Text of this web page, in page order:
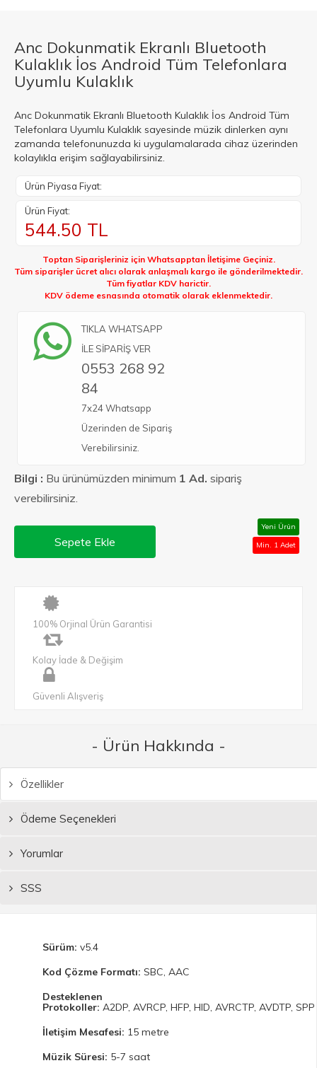
Anc Dokunmatik Ekranlı Bluetooth
Kulaklık İos Android Tüm Telefonlara
Uyumlu Kulaklık
Anc Dokunmatik Ekranlı Bluetooth Kulaklık İos Android Tüm
Telefonlara Uyumlu Kulaklık sayesinde müzik dinlerken aynı
zamanda telefonunuzda ki uygulamalarada cihaz üzerinden
kolaylıkla erişim sağlayabilirsiniz.
Ürün Piyasa Fiyat:
Ürün Fiyat:
544.50 TL
Toptan Siparişleriniz için Whatsapptan İletişime Geçiniz.
Tüm siparişler ücret alıcı olarak anlaşmalı kargo ile gönderilmektedir.
Tüm fiyatlar KDV harictir.
KDV ödeme esnasında otomatik olarak eklenmektedir.
TIKLA WHATSAPP
İLE SİPARİŞ VER
0553 268 92
84
7x24 Whatsapp
Üzerinden de Sipariş
Verebilirsiniz.
Bilgi : Bu ürünümüzden minimum 1 Ad. sipariş
verebilirsiniz.
Sepete Ekle
Yeni Ürün
Min. 1 Adet
100% Orjinal Ürün Garantisi
Kolay İade & Değişim
Güvenli Alışveriş
- Ürün Hakkında -
Özellikler
Ödeme Seçenekleri
Yorumlar
SSS
Sürüm: v5.4
Kod Çözme Formatı: SBC, AAC
Desteklenen
Protokoller: A2DP, AVRCP, HFP, HID, AVRCTP, AVDTP, SPP
İletişim Mesafesi: 15 metre
Müzik Süresi: 5-7 saat